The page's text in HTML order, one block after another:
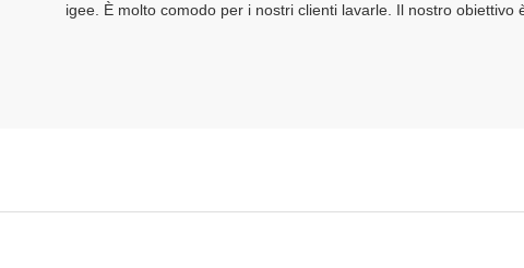
igee. È molto comodo per i nostri clienti lavarle. Il nostro